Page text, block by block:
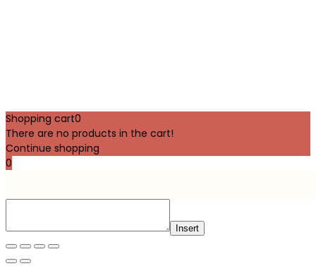
Shopping cart0
There are no products in the cart!
Continue shopping
0
Insert